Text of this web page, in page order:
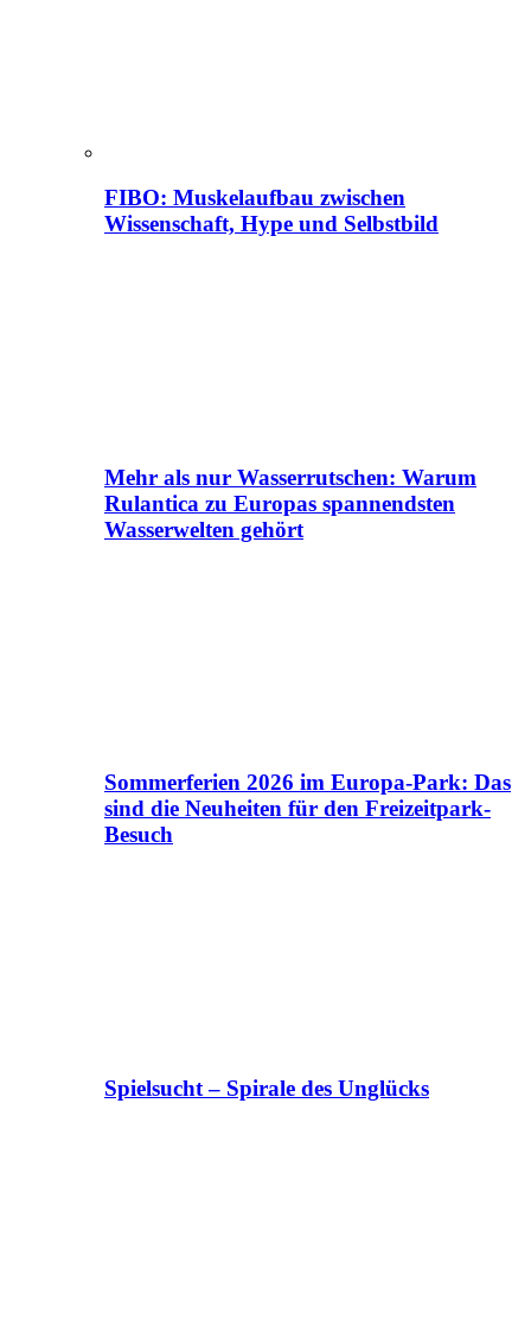
FIBO: Muskelaufbau zwischen
Wissenschaft, Hype und Selbstbild
Mehr als nur Wasserrutschen: Warum
Rulantica zu Europas spannendsten
Wasserwelten gehört
Sommerferien 2026 im Europa-Park: Das
sind die Neuheiten für den Freizeitpark-
Besuch
Spielsucht – Spirale des Unglücks